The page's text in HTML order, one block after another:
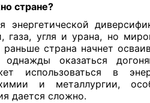
стране?
энергетической
газа, угля и урана, но
страна начнет
оказаться
использоваться в
и металлургии,
дается сложно.